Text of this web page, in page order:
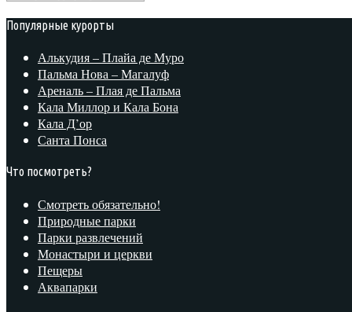
Популярные курорты
Алькудия – Плайа де Муро
Пальма Нова – Магалуф
Ареналь – Плая де Пальма
Кала Миллор и Кала Бона
Кала Д’ор
Санта Понса
Что посмотреть?
Смотреть обязательно!
Природные парки
Парки развлечений
Монастыри и церкви
Пещеры
Аквапарки